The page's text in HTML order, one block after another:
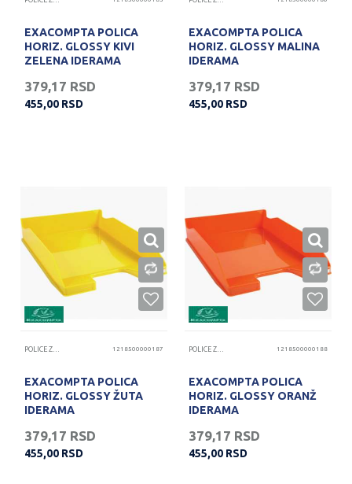
EXACOMPTA POLICA
HORIZ. GLOSSY KIVI
ZELENA IDERAMA
379,17 RSD
455,00 RSD
EXACOMPTA POLICA
HORIZ. GLOSSY MALINA
IDERAMA
379,17 RSD
455,00 RSD
POLICE ZA DOKUMENTA 1218500000187
EXACOMPTA POLICA
HORIZ. GLOSSY ŽUTA
IDERAMA
379,17 RSD
455,00 RSD
POLICE ZA DOKUMENTA 1218500000188
EXACOMPTA POLICA
HORIZ. GLOSSY ORANŽ
IDERAMA
379,17 RSD
455,00 RSD